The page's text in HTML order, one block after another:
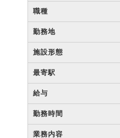
職種
勤務地
施設形態
最寄駅
給与
勤務時間
業務内容